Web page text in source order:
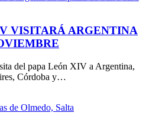
VISITARÁ ARGENTINA
del papa León XIV a Argentina,
Córdoba y…